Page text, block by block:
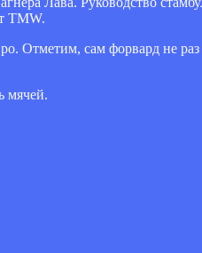
TMW.
Отметим, сам форвард не раз
мячей.